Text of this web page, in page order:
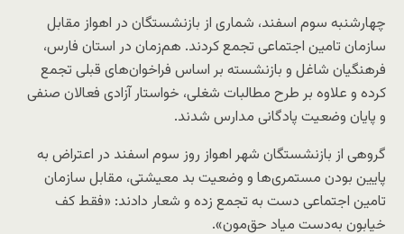
چهارشنبه سوم اسفند، شماری از بازنشستگان در اهواز مقابل
سازمان تامین اجتماعی تجمع کردند. هم‌زمان در استان فارس،
فرهنگیان شاغل و بازنشسته بر اساس فراخوان‌های قبلی تجمع
کرده و علاوه بر طرح مطالبات شغلی، خواستار آزادی فعالان صنفی
و پایان وضعیت پادگانی مدارس شدند.
گروهی از بازنشستگان شهر اهواز روز سوم اسفند در اعتراض به
پایین بودن مستمری‌ها و وضعیت بد معیشتی، مقابل سازمان
تامین اجتماعی دست به تجمع زده و شعار دادند: «فقط کف
خیابون به‌دست میاد حق‌مون».